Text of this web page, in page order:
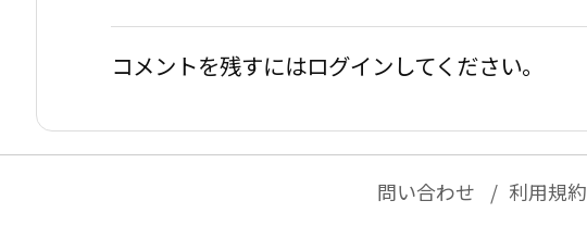
コメントを残すにはログインしてください。
問い合わせ 利用規約